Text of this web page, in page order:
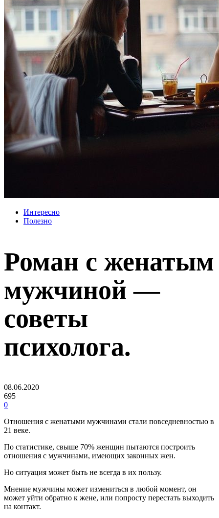
Интересно
Полезно
Роман с женатым
мужчиной —
советы
психолога.
08.06.2020
695
0
Отношения с женатыми мужчинами стали повседневностью в
21 веке.
По статистике, свыше 70% женщин пытаются построить
отношения с мужчинами, имеющих законных жен.
Но ситуация может быть не всегда в их пользу.
Мнение мужчины может измениться в любой момент, он
может уйти обратно к жене, или попросту перестать выходить
на контакт.